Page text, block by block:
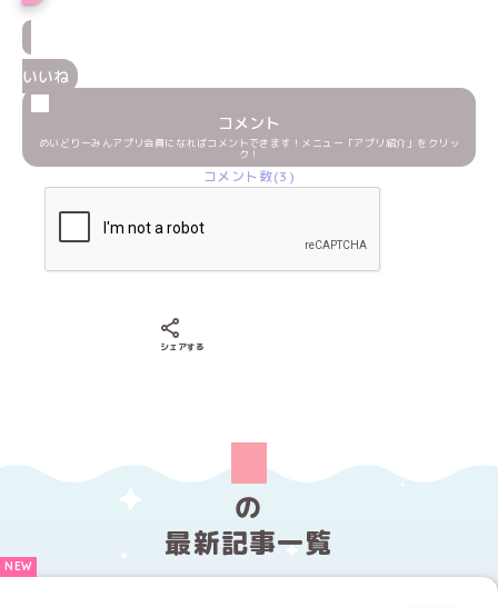
いいね
コメント
めいどりーみんアプリ会員になればコメントできます！メニュー「アプリ紹介」をクリッ
ク！
コメント数(3)
シェアする
の
最新記事一覧